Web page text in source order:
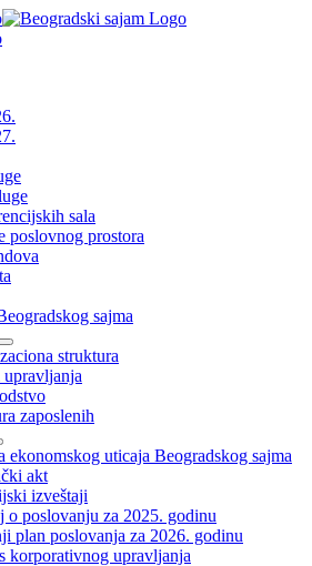
sala
poslovnog prostora
sajma
struktura
zaposlenih
ekonomskog uticaja Beogradskog sajma
akt
izveštaji
o poslovanju za 2025. godinu
plan poslovanja za 2026. godinu
korporativnog upravljanja